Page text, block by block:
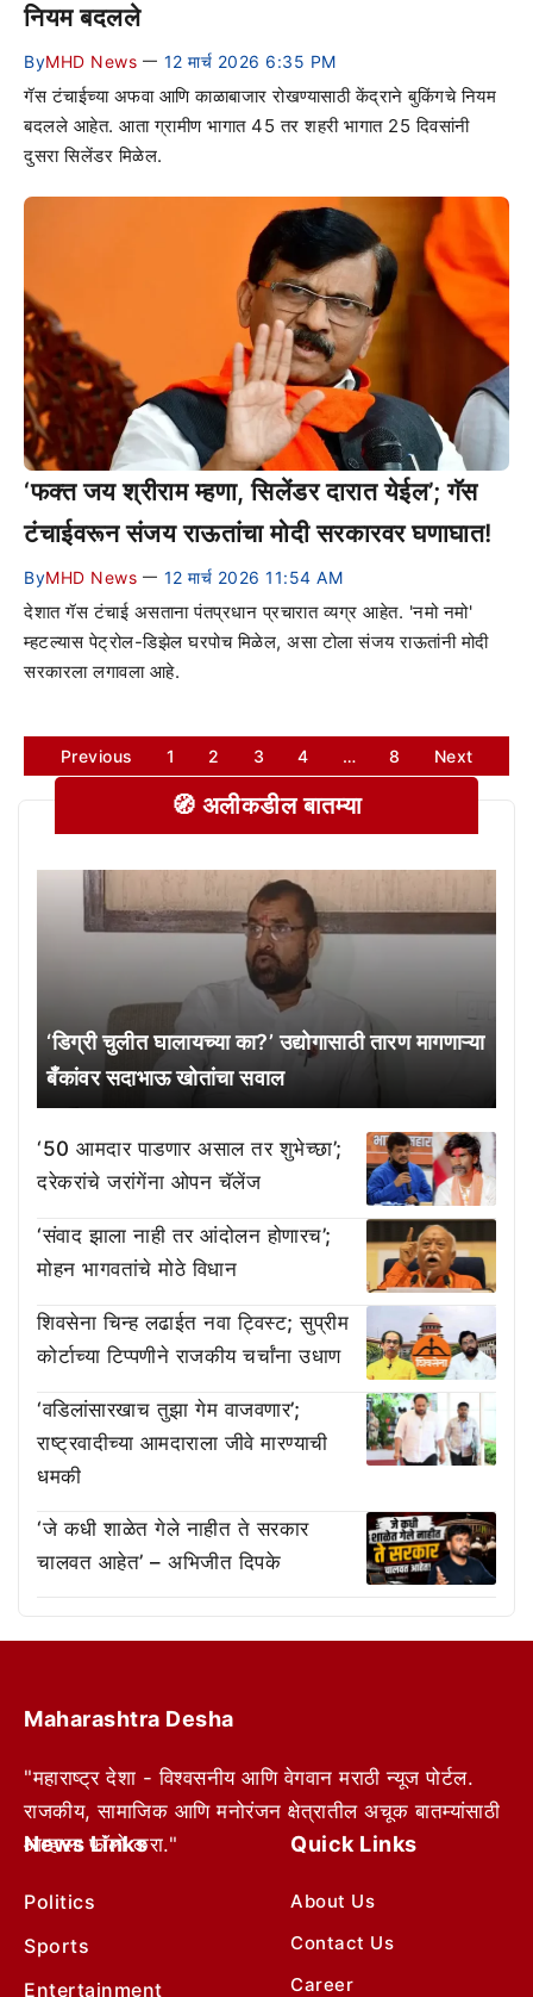
नियम बदलले
ByMHD News — 12 मार्च 2026 6:35 PM
गॅस टंचाईच्या अफवा आणि काळाबाजार रोखण्यासाठी केंद्राने बुकिंगचे नियम
बदलले आहेत. आता ग्रामीण भागात 45 तर शहरी भागात 25 दिवसांनी
दुसरा सिलेंडर मिळेल.
‘फक्त जय श्रीराम म्हणा, सिलेंडर दारात येईल’; गॅस
टंचाईवरून संजय राऊतांचा मोदी सरकारवर घणाघात!
ByMHD News — 12 मार्च 2026 11:54 AM
देशात गॅस टंचाई असताना पंतप्रधान प्रचारात व्यग्र आहेत. 'नमो नमो'
म्हटल्यास पेट्रोल-डिझेल घरपोच मिळेल, असा टोला संजय राऊतांनी मोदी
सरकारला लगावला आहे.
Previous 1 2 3 4 … 8 Next
🧭 अलीकडील बातम्या
‘डिग्री चुलीत घालायच्या का?’ उद्योगासाठी तारण मागणाऱ्या
बँकांवर सदाभाऊ खोतांचा सवाल
‘50 आमदार पाडणार असाल तर शुभेच्छा’;
दरेकरांचे जरांगेंना ओपन चॅलेंज
‘संवाद झाला नाही तर आंदोलन होणारच’;
मोहन भागवतांचे मोठे विधान
शिवसेना चिन्ह लढाईत नवा ट्विस्ट; सुप्रीम
कोर्टाच्या टिप्पणीने राजकीय चर्चांना उधाण
‘वडिलांसारखाच तुझा गेम वाजवणार’;
राष्ट्रवादीच्या आमदाराला जीवे मारण्याची
धमकी
‘जे कधी शाळेत गेले नाहीत ते सरकार
चालवत आहेत’ – अभिजीत दिपके
Maharashtra Desha
"महाराष्ट्र देशा - विश्वसनीय आणि वेगवान मराठी न्यूज पोर्टल.
राजकीय, सामाजिक आणि मनोरंजन क्षेत्रातील अचूक बातम्यांसाठी
आम्हाला फॉलो करा."
News Links
Politics
Sports
Entertainment
Quick Links
About Us
Contact Us
Career